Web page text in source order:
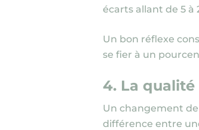
écarts allant de 5 à
Un bon réflexe
se fier à un
4. La
Un changement
différence entre